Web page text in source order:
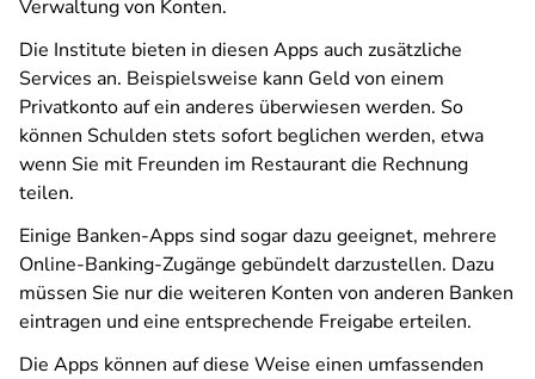
Verwaltung von Konten.
Die Institute bieten in diesen Apps auch zusätzliche
Services an. Beispielsweise kann Geld von einem
Privatkonto auf ein anderes überwiesen werden. So
können Schulden stets sofort beglichen werden, etwa
wenn Sie mit Freunden im Restaurant die Rechnung
teilen.
Einige Banken-Apps sind sogar dazu geeignet, mehrere
Online-Banking-Zugänge gebündelt darzustellen. Dazu
müssen Sie nur die weiteren Konten von anderen Banken
eintragen und eine entsprechende Freigabe erteilen.
Die Apps können auf diese Weise einen umfassenden